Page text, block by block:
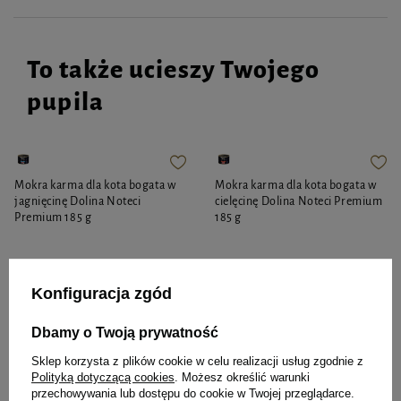
To także ucieszy Twojego
pupila
Mokra karma dla kota bogata w
jagnięcinę Dolina Noteci
Premium 185 g
- +
Do koszyka
Mokra karma dla kota bogata w
cielęcinę Dolina Noteci Premium
185 g
- +
Do koszyka
Konfiguracja zgód
Dbamy o Twoją prywatność
Sklep korzysta z plików cookie w celu realizacji usług zgodnie z
Polityką dotyczącą cookies . Możesz określić warunki
przechowywania lub dostępu do cookie w Twojej przeglądarce.